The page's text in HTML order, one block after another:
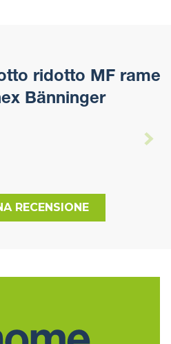
ridotto MF rame
Bänninger
RECENSIONE